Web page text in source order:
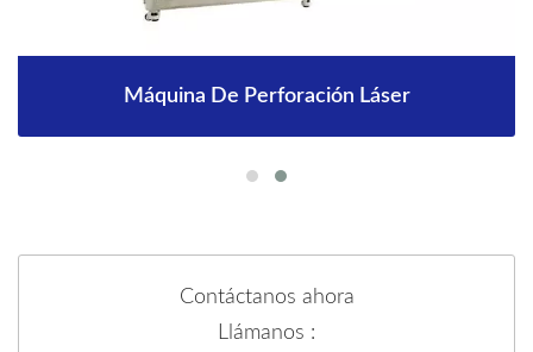
Máquina De Perforación Láser
Contáctanos ahora
Llámanos :